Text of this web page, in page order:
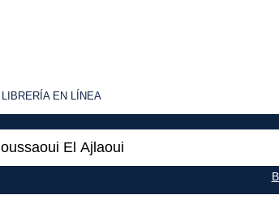
LIBRERÍA
LÍNEA
LIBRERÍA EN LÍNEA